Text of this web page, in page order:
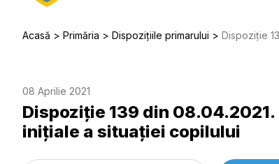
Acasă Primăria Dispozițiile primarului Dispoziție 139 din
08 Aprilie 2021
Dispoziție 139 din
iniţiale a situaţiei copilului